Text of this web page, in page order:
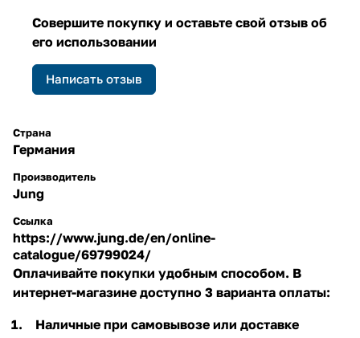
Совершите покупку и оставьте свой отзыв об
его использовании
Написать отзыв
Страна
Германия
Производитель
Jung
Ссылка
https://www.jung.de/en/online-
catalogue/69799024/
Оплачивайте покупки удобным способом. В
интернет-магазине доступно 3 варианта оплаты:
Наличные при самовывозе или доставке